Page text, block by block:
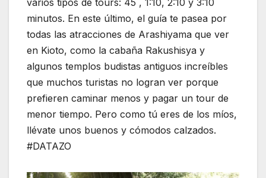
minutos. En este último, el guía te pasea por
todas las atracciones de Arashiyama que ver
en Kioto, como la cabaña Rakushisya y
algunos templos budistas antiguos increíbles
que muchos turistas no logran ver porque
prefieren caminar menos y pagar un tour de
menor tiempo. Pero como tú eres de los míos,
llévate unos buenos y cómodos calzados.
#DATAZO